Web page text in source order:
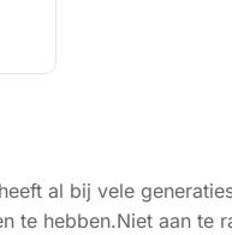
al bij vele
te hebben.Niet aan te